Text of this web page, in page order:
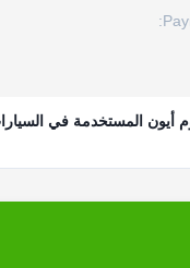
أيون المستخدمة في